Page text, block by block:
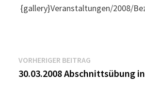
{gallery}Veranstaltungen/2008/
Beitragsnavigation
VORHERIGER BEITRAG
Beitrag:
30.03.2008 Abschnittsübung